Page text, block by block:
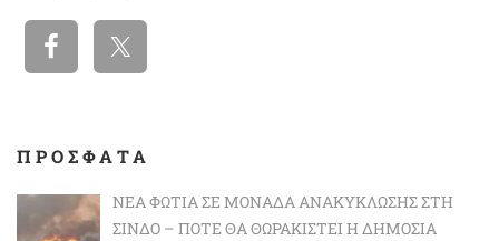
ΠΡΟΣΦΑΤΑ
ΝΈΑ ΦΩΤΙΆ ΣΕ ΜΟΝΆΔΑ ΑΝΑΚΎΚΛΩΣΗΣ ΣΤΗ
ΣΊΝΔΟ – ΠΌΤΕ ΘΑ ΘΩΡΑΚΙΣΤΕΊ Η ΔΗΜΌΣΙΑ